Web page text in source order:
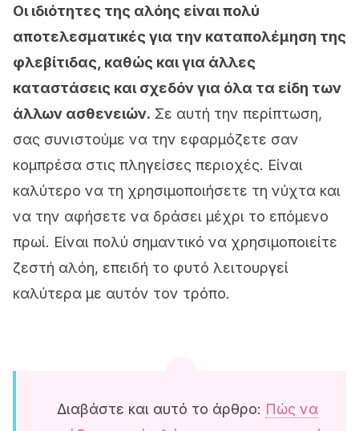
Οι ιδιότητες της αλόης είναι πολύ
αποτελεσματικές για την καταπολέμηση της
φλεβίτιδας, καθώς και για άλλες
καταστάσεις και σχεδόν για όλα τα είδη των
άλλων ασθενειών. Σε αυτή την περίπτωση,
σας συνιστούμε να την εφαρμόζετε σαν
κομπρέσα στις πληγείσες περιοχές. Είναι
καλύτερο να τη χρησιμοποιήσετε τη νύχτα και
να την αφήσετε να δράσει μέχρι το επόμενο
πρωί. Είναι πολύ σημαντικό να χρησιμοποιείτε
ζεστή αλόη, επειδή το φυτό λειτουργεί
καλύτερα με αυτόν τον τρόπο.
Διαβάστε και αυτό το άρθρο: Πώς να